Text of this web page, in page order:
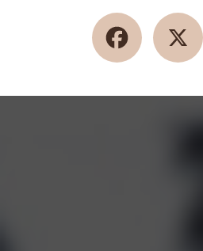
Facebook